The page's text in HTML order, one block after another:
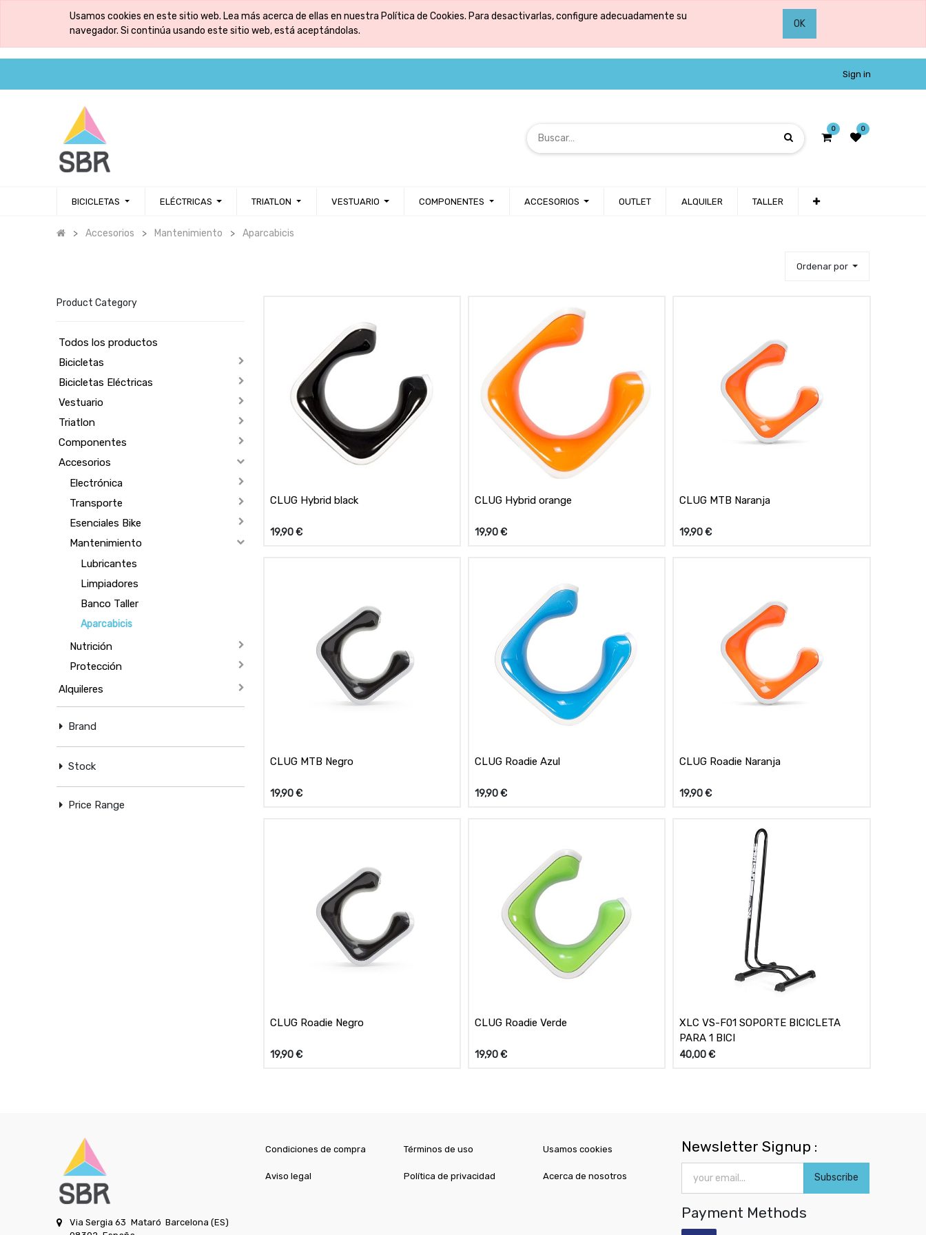
Usamos cookies en este sitio web. Lea más acerca de ellas en nuestra Política de Cookies. Para desactivarlas, configure adecuadamente su
navegador. Si continúa usando este sitio web, está aceptándolas.
OK
Sign in
0 0
BICICLETAS ELÉCTRICAS TRIATLON VESTUARIO COMPONENTES ACCESORIOS OUTLET ALQUILER TALLER
Accesorios Mantenimiento Aparcabicis
Ordenar por
Product Category
Todos los productos
Bicicletas
Bicicletas Eléctricas
Vestuario
Triatlon
Componentes
Accesorios
Electrónica
Transporte
Esenciales Bike
Mantenimiento
Lubricantes
Limpiadores
Banco Taller
Aparcabicis
Nutrición
Protección
Alquileres
Brand
Stock
Price Range
CLUG Hybrid black
19,90€
CLUG Hybrid orange
19,90€
CLUG MTB Naranja
19,90€
CLUG MTB Negro
19,90€
CLUG Roadie Azul
19,90€
CLUG Roadie Naranja
19,90€
CLUG Roadie Negro
19,90€
CLUG Roadie Verde
19,90€
XLC VS-F01 SOPORTE BICICLETA
PARA 1 BICI
40,00€
Via Sergia 63 Mataró Barcelona (ES)
Condiciones de compra
Aviso legal
Términos de uso
Política de privacidad
Usamos cookies
Acerca de nosotros
Newsletter Signup :
Subscribe
Payment Methods